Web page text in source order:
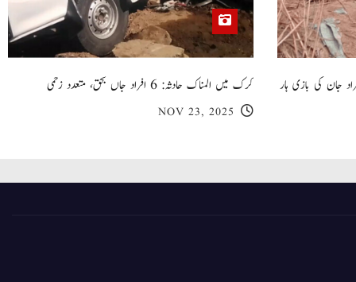
گھر کی چھت گرنے کا سانحہ: 5 افراد جان کی بازی ہار
کرک میں المناک حادثہ: 6 افراد جاں بحق، متعدد زخمی
NOV 23, 2025